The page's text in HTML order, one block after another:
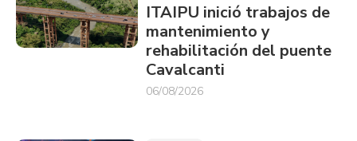
ITAIPU inició trabajos de
mantenimiento y
rehabilitación del puente
Cavalcanti
06/08/2026